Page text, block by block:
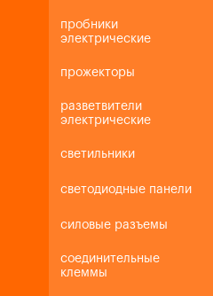
пробники
электрические
прожекторы
разветвители
электрические
светильники
светодиодные панели
силовые разъемы
соединительные
клеммы